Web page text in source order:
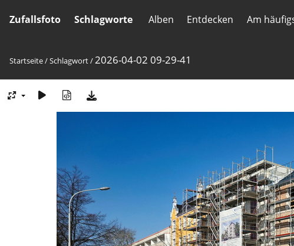
Zufallsfoto Schlagworte Alben Entdecken Am
Startseite/Schlagwort/2026-04-02 09-29-41